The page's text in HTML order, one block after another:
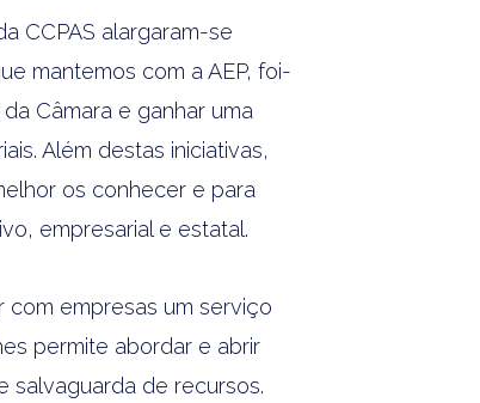
CCPAS alargaram-se
mantemos com a AEP, foi-
Câmara e ganhar uma
Além destas iniciativas,
os conhecer e para
empresarial e estatal.
empresas um serviço
permite abordar e abrir
salvaguarda de recursos.